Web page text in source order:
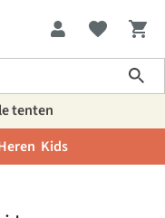
tenten
Kids